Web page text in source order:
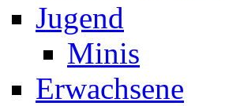
Jugend
Minis
Erwachsene